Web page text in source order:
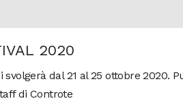
2020
dal 21 al 25 ottobre 2020.
di Controte